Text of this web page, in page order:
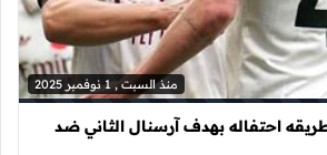
منذ السبت , 1 نوفمبر 2025
احتفاله بهدف آرسنال الثاني ضد